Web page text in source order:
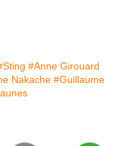
#Anne Girouard
Nakache #Guillaume